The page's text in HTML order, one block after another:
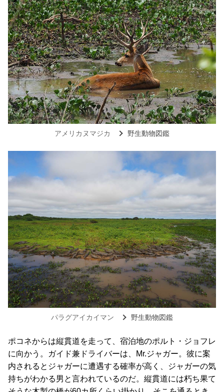
アメリカヌマジカ 野生動物図鑑
パラグアイカイマン 野生動物図鑑
ポコネからは縦貫道を走って、宿泊地のポルト・ジョフレ
に向かう。ガイド兼ドライバーは、Mr.ジャガー。彼に案
内されるとジャガーに遭遇する確率が高く、ジャガーの気
持ちがわかる男と言われているのだ。縦貫道には朽ち果て